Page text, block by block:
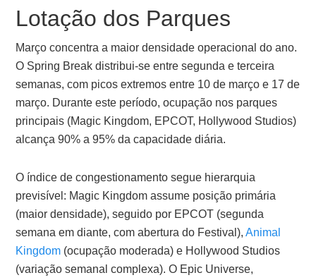
Lotação dos Parques
Março concentra a maior densidade operacional do ano.
O Spring Break distribui-se entre segunda e terceira
semanas, com picos extremos entre 10 de março e 17 de
março. Durante este período, ocupação nos parques
principais (Magic Kingdom, EPCOT, Hollywood Studios)
alcança 90% a 95% da capacidade diária.
O índice de congestionamento segue hierarquia
previsível: Magic Kingdom assume posição primária
(maior densidade), seguido por EPCOT (segunda
semana em diante, com abertura do Festival),Animal
Kingdom (ocupação moderada) e Hollywood Studios
(variação semanal complexa). O Epic Universe,